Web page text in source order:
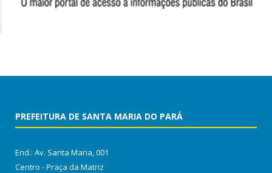
PREFEITURA DE SANTA MARIA DO PARÁ
End.: Av. Santa Maria, 001
Centro - Praça da Matriz